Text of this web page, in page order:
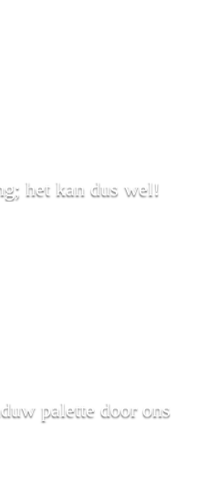
het kan dus wel!
palette door ons